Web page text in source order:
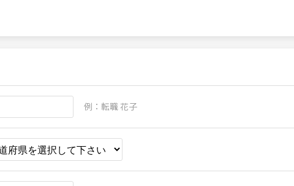
例：転職 花子